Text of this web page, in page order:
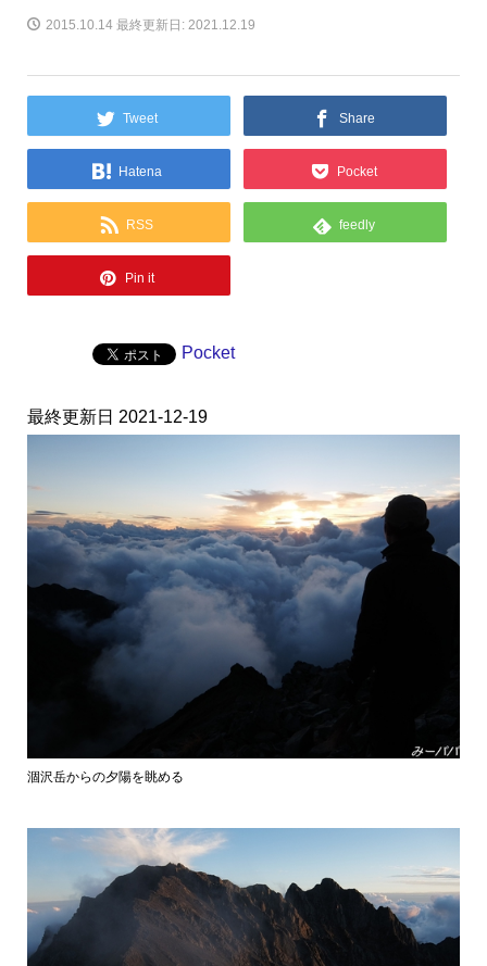
2015.10.14最終更新日: 2021.12.19
Tweet Share
Hatena Pocket
RSS feedly
Pin it
Pocket
最終更新日 2021-12-19
涸沢岳からの夕陽を眺める